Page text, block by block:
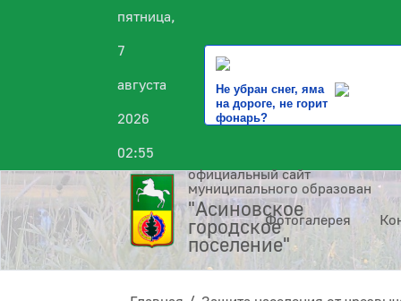
пятница,
7
августа
2026
02:55
Не убран снег, яма
на дороге, не горит
фонарь?
официальный сайт
муниципального образования
"Асиновское
городское
поселение"
Фотогалерея